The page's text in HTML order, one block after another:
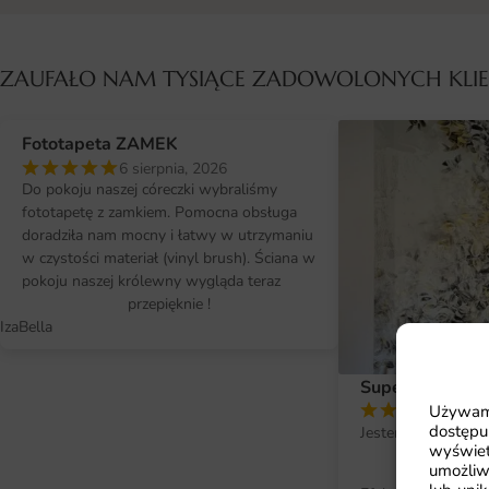
ZAUFAŁO NAM TYSIĄCE ZADOWOLONYCH
Fototapeta ZAMEK
6 sierpnia, 2026
Do pokoju naszej córeczki wybraliśmy
fototapetę z zamkiem. Pomocna obsługa
doradziła nam mocny i łatwy w utrzymaniu
w czystości materiał (vinyl brush). Ściana w
pokoju naszej królewny wygląda teraz
przepięknie !
IzaBella
Super efekt !
2
Jestem bardzo